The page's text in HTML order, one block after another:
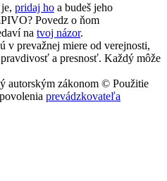
pridaj ho a budeš jeho
Povedz o ňom
na tvoj názor.
v prevažnej miere od verejnosti,
a presnosť. Každý môže
autorským zákonom © Použitie
prevádzkovateľa